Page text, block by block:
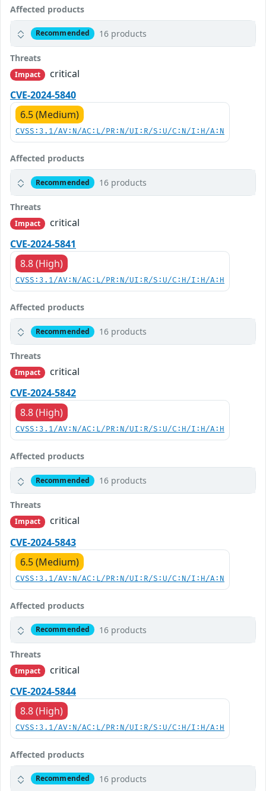
Affected products
Recommended 16 products
Threats
Impact
critical
CVE-2024-5840
6.5 (Medium)
CVSS:3.1/AV:N/AC:L/PR:N/UI:R/S:U/C:N/I:H/A:N
Affected products
Recommended 16 products
Threats
Impact
critical
CVE-2024-5841
8.8 (High)
CVSS:3.1/AV:N/AC:L/PR:N/UI:R/S:U/C:H/I:H/A:H
Affected products
Recommended 16 products
Threats
Impact
critical
CVE-2024-5842
8.8 (High)
CVSS:3.1/AV:N/AC:L/PR:N/UI:R/S:U/C:H/I:H/A:H
Affected products
Recommended 16 products
Threats
Impact
critical
CVE-2024-5843
6.5 (Medium)
CVSS:3.1/AV:N/AC:L/PR:N/UI:R/S:U/C:N/I:H/A:N
Affected products
Recommended 16 products
Threats
Impact
critical
CVE-2024-5844
8.8 (High)
CVSS:3.1/AV:N/AC:L/PR:N/UI:R/S:U/C:H/I:H/A:H
Affected products
Recommended 16 products